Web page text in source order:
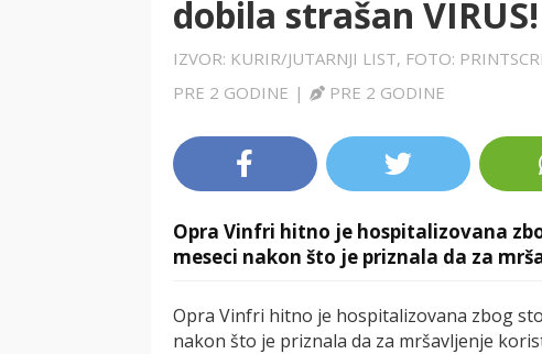
dobila strašan VIRUS!
IZVOR: KURIR/JUTARNJI LIST, FOTO:
PRE 2 GODINE | PRE 2 GODINE
Opra Vinfri hitno je hospitalizovana
meseci nakon što je priznala da za
Opra Vinfri hitno je hospitalizovana zbog
nakon što je priznala da za mršavljenje